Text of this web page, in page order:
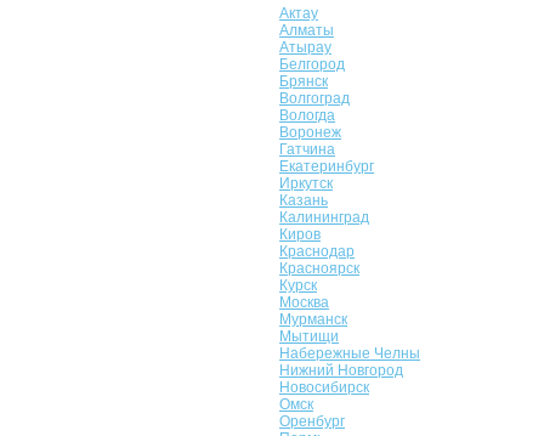
Актау
Алматы
Атырау
Белгород
Брянск
Волгоград
Вологда
Воронеж
Гатчина
Екатеринбург
Иркутск
Казань
Калининград
Киров
Краснодар
Красноярск
Курск
Москва
Мурманск
Мытищи
Набережные Челны
Нижний Новгород
Новосибирск
Омск
Оренбург